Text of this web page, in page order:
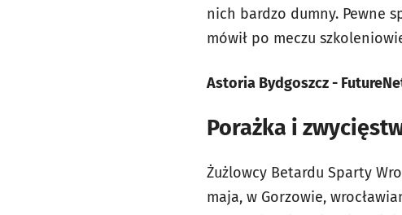
nich bardzo dumny. Pewne
mówił po meczu
Astoria Bydgoszcz -
Porażka i
Żużlowcy Betardu Sparty
maja, w Gorzowie,